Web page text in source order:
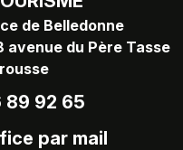
de Belledonne
avenue du Père Tasse
89 92 65
par mail